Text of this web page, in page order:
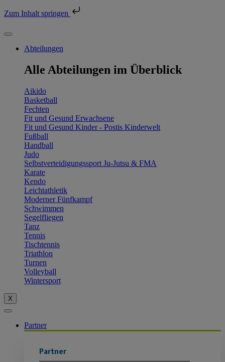
Zum Inhalt springen
Abteilungen
Alle Abteilungen im Überblick
Aikido
Basketball
Fechten
Fit und Gesund Erwachsene
Fit und Gesund Kinder - Postis Kinderwelt
Fußball
Handball
Judo
Selbstverteidigungssport Ju-Jutsu & FMA
Karate
Kendo
Leichtathletik
Moderner Fünfkampf
Schwimmen
Segelfliegen
Tanz
Tennis
Tischtennis
Triathlon
Turnen
Volleyball
Wintersport
X
Partner
Partner